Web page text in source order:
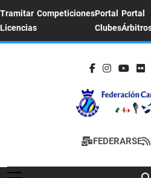
Tramitar
Licencias
CompeticionesPortal
Clubes
Portal
Sitio Oficial De
FEDERARSE